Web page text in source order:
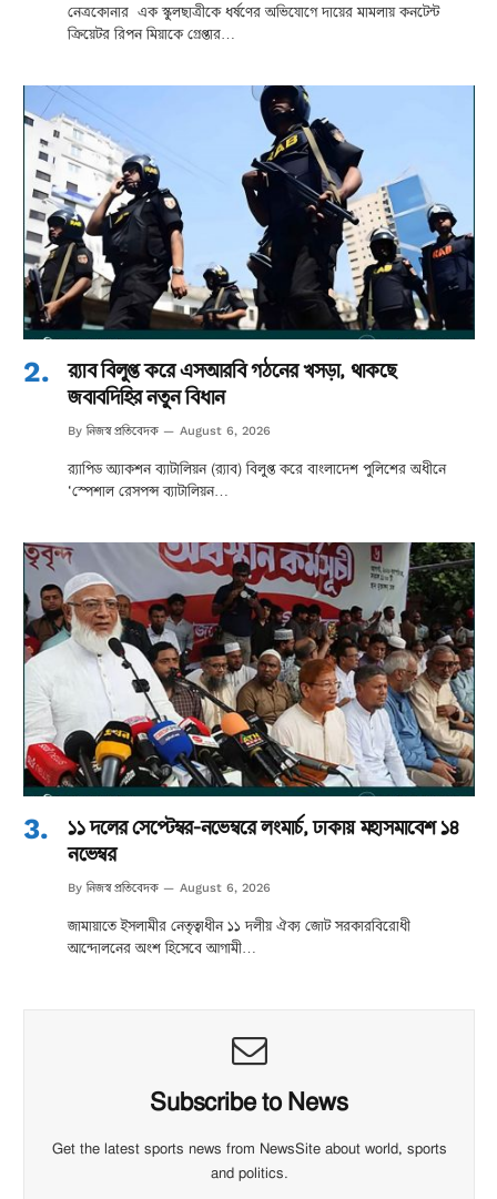
নেত্রকোনার এক স্কুলছাত্রীকে ধর্ষণের অভিযোগে দায়ের মামলায় কনটেন্ট
ক্রিয়েটর রিপন মিয়াকে গ্রেপ্তার…
র‌্যাব বিলুপ্ত করে এসআরবি গঠনের খসড়া, থাকছে
জবাবদিহির নতুন বিধান
By নিজস্ব প্রতিবেদক August 6, 2026
র‌্যাপিড অ্যাকশন ব্যাটালিয়ন (র‌্যাব) বিলুপ্ত করে বাংলাদেশ পুলিশের অধীনে
‘স্পেশাল রেসপন্স ব্যাটালিয়ন…
১১ দলের সেপ্টেম্বর-নভেম্বরে লংমার্চ, ঢাকায় মহাসমাবেশ ১৪
নভেম্বর
By নিজস্ব প্রতিবেদক August 6, 2026
জামায়াতে ইসলামীর নেতৃত্বাধীন ১১ দলীয় ঐক্য জোট সরকারবিরোধী
আন্দোলনের অংশ হিসেবে আগামী…
Subscribe to News
Get the latest sports news from NewsSite about world, sports
and politics.